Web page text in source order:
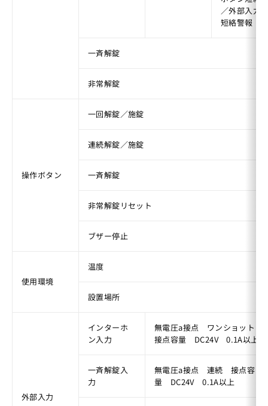
／外部入力
短絡警報
一斉解錠
非常解錠
操作ボタン
一回解錠／施錠
連続解錠／施錠
一斉解錠
非常解錠リセット
ブザー停止
使用環境
温度
設置場所
外部入力
インターホ
ン入力
無電圧a接点　ワンショット
接点容量　DC24V　0.1A以上
一斉解錠入
力
無電圧a接点　連続　接点容
量　DC24V　0.1A以上